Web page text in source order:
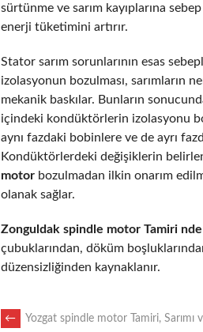
sürtünme ve sarım kayıplarına
enerji tüketimini artırır.
Stator sarım sorunlarının esas
izolasyonun bozulması, sarımların
mekanik baskılar. Bunların
içindeki kondüktörlerin izolasyonu
aynı fazdaki bobinlere ve de ayrı
Kondüktörlerdeki değişiklerin
motor bozulmadan ilkin onarım
olanak sağlar.
Zonguldak spindle motor Tamiri nde
çubuklarından, döküm
düzensizliğinden kaynaklanır.
← Yozgat spindle motor Tamiri, Sarımı